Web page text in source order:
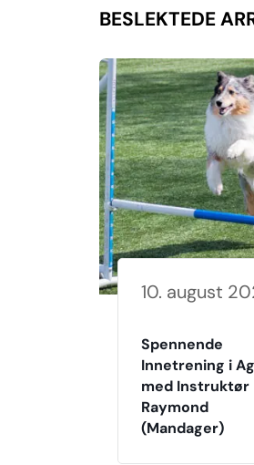
BESLEKTEDE
10. august
Spennende
Innetrening i
med Instruktør
Raymond
(Mandager)